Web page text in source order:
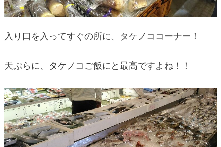
入り口を入ってすぐの所に、タケノココーナー！
天ぷらに、タケノコご飯にと最高ですよね！！